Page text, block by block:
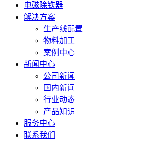
电磁除铁器
解决方案
生产线配置
物料加工
案例中心
新闻中心
公司新闻
国内新闻
行业动态
产品知识
服务中心
联系我们